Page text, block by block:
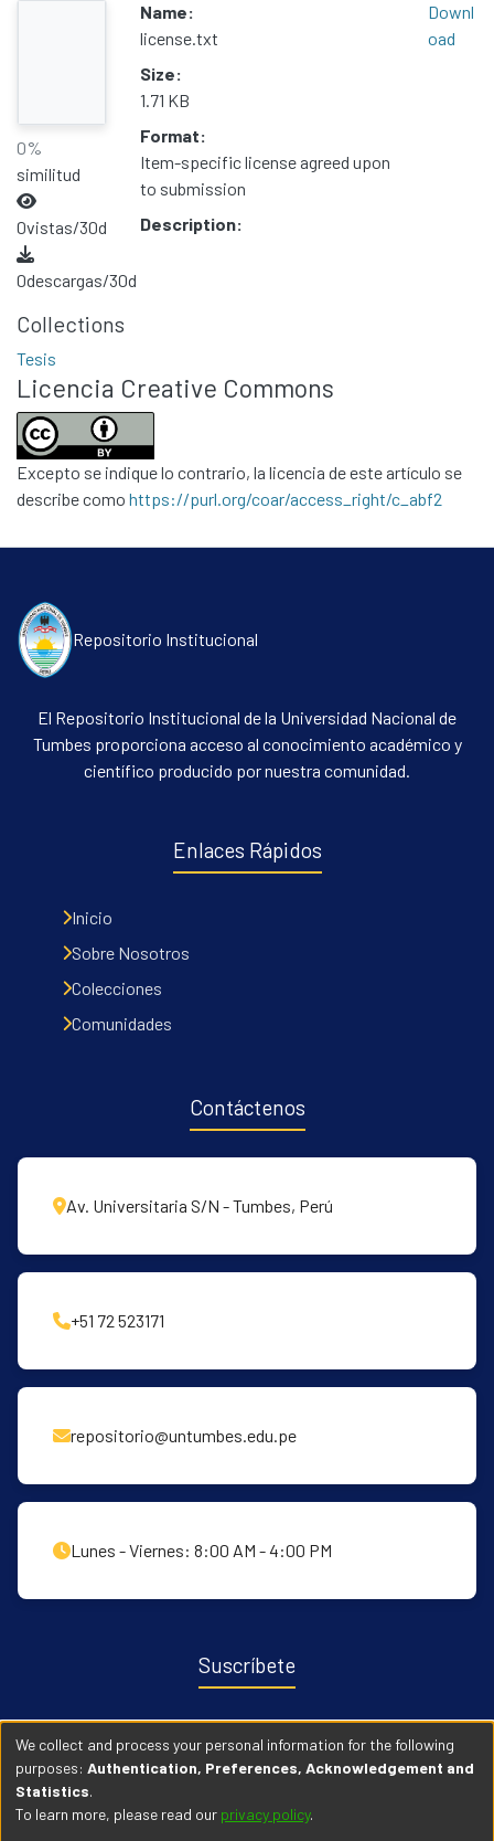
0%
similitud
0vistas/30d
0descargas/30d
Name:
license.txt
Size:
1.71 KB
Format:
Item-specific license agreed upon
to submission
Description:
Downl
oad
Collections
Tesis
Licencia Creative Commons
Excepto se indique lo contrario, la licencia de este artículo se
describe como https://purl.org/coar/access_right/c_abf2
Repositorio Institucional
El Repositorio Institucional de la Universidad Nacional de
Tumbes proporciona acceso al conocimiento académico y
científico producido por nuestra comunidad.
Enlaces Rápidos
Inicio
Sobre Nosotros
Colecciones
Comunidades
Contáctenos
Av. Universitaria S/N - Tumbes, Perú
+51 72 523171
repositorio@untumbes.edu.pe
Lunes - Viernes: 8:00 AM - 4:00 PM
Suscríbete
Recibe notificaciones sobre nuevas publicaciones y eventos
relacionados con el repositorio. ingresa Aqui →
We collect and process your personal information for the following
purposes: Authentication, Preferences, Acknowledgement and
Statistics.
To learn more, please read our privacy policy.